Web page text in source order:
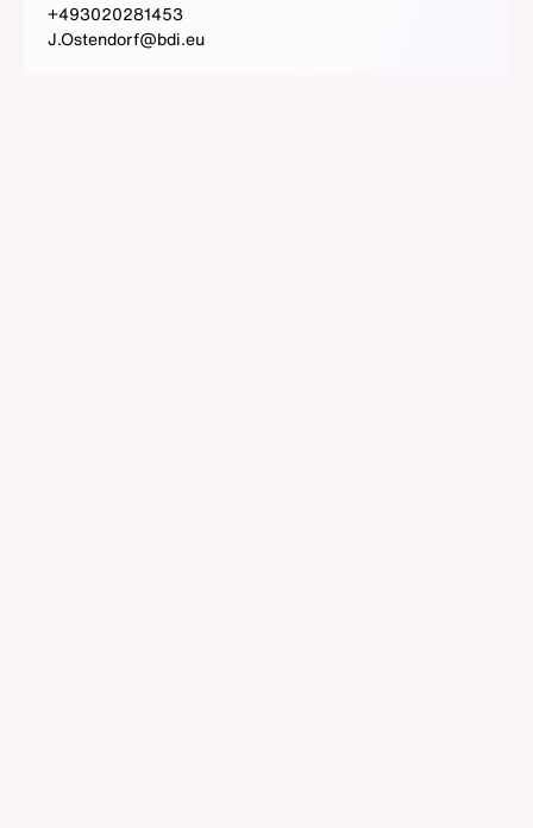
+493020281453
J.Ostendorf@bdi.eu